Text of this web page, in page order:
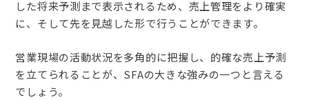
した将来予測まで表示されるため、売上管理をより確実
に、そして先を見越した形で行うことができます。
営業現場の活動状況を多角的に把握し、的確な売上予測
を立てられることが、SFAの大きな強みの一つと言える
でしょう。